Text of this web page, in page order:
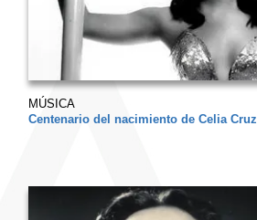
MÚSICA
Centenario del nacimiento de Celia Cruz